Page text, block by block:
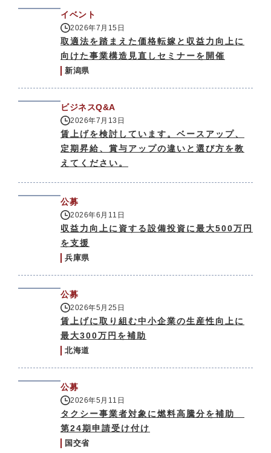
イベント
2026年7月15日
取適法を踏まえた価格転嫁と収益力向上に
向けた事業構造見直しセミナーを開催
新潟県
ビジネスQ&A
2026年7月13日
賃上げを検討しています。ベースアップ、
定期昇給、賞与アップの違いと選び方を教
えてください。
公募
2026年6月11日
収益力向上に資する設備投資に最大500万円
を支援
兵庫県
公募
2026年5月25日
賃上げに取り組む中小企業の生産性向上に
最大300万円を補助
北海道
公募
2026年5月11日
タクシー事業者対象に燃料高騰分を補助
第24期申請受け付け
国交省